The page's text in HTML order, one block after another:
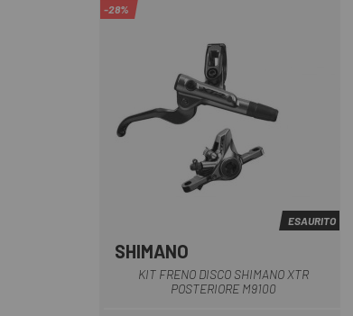
-28%
ESAURITO
SHIMANO
KIT FRENO DISCO SHIMANO XTR
POSTERIORE M9100